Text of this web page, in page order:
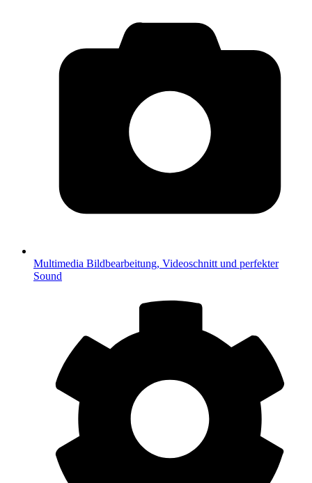
Multimedia Bildbearbeitung, Videoschnitt und perfekter
Sound